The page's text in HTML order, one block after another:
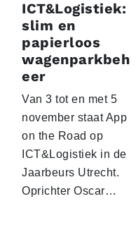
ICT&Logistiek:
slim en
papierloos
wagenparkbeh
eer
Van 3 tot en met 5
november staat App
on the Road op
ICT&Logistiek in de
Jaarbeurs Utrecht.
Oprichter Oscar…